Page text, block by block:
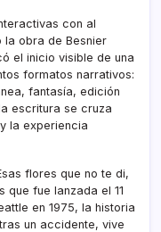
con al
la obra de Besnier
el inicio visible de una
formatos narrativos:
fantasía, edición
escritura se cruza
la experiencia
flores que no te di,
que fue lanzada el 11
en 1975, la historia
un accidente, vive